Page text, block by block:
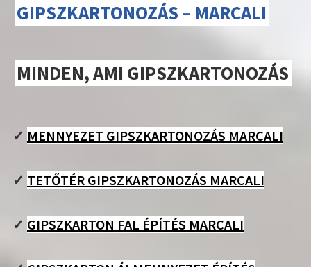
GIPSZKARTONOZÁS – MARCALI
MINDEN, AMI GIPSZKARTONOZÁS
✓ MENNYEZET GIPSZKARTONOZÁS MARCALI
✓ TETŐTÉR GIPSZKARTONOZÁS MARCALI
✓ GIPSZKARTON FAL ÉPÍTÉS MARCALI